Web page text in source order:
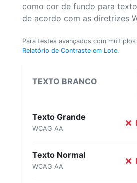
como cor de fundo para
de acordo com as diretrizes
Para testes avançados com
Relatório de Contraste em Lote.
TEXTO BRANCO
Texto Grande
WCAG AA
Texto Normal
WCAG AA